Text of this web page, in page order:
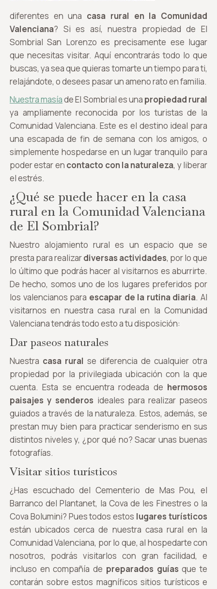
diferentes en una casa rural en la Comunidad
Valenciana? Si es así, nuestra propiedad de El
Sombrial San Lorenzo es precisamente ese lugar
que necesitas visitar. Aquí encontrarás todo lo que
buscas, ya sea que quieras tomarte un tiempo para ti,
relajándote, o desees pasar un ameno rato en familia.
Nuestra masíade El Sombrial es una propiedad rural
ya ampliamente reconocida por los turistas de la
Comunidad Valenciana. Este es el destino ideal para
una escapada de fin de semana con los amigos, o
simplemente hospedarse en un lugar tranquilo para
poder estar en contacto con la naturaleza, y liberar
el estrés.
¿Qué se puede hacer en la casa
rural en la Comunidad Valenciana
de El Sombrial?
Nuestro alojamiento rural es un espacio que se
presta para realizardiversas actividades, por lo que
lo último que podrás hacer al visitarnos es aburrirte.
De hecho, somos uno de los lugares preferidos por
los valencianos para escapar de la rutina diaria. Al
visitarnos en nuestra casa rural en la Comunidad
Valenciana tendrás todo esto a tu disposición:
Dar paseos naturales
Nuestra casa rural se diferencia de cualquier otra
propiedad por la privilegiada ubicación con la que
cuenta. Esta se encuentra rodeada de hermosos
paisajes y senderos ideales para realizar paseos
guiados a través de la naturaleza. Estos, además, se
prestan muy bien para practicar senderismo en sus
distintos niveles y, ¿por qué no? Sacar unas buenas
fotografías.
Visitar sitios turísticos
¿Has escuchado del Cementerio de Mas Pou, el
Barranco del Plantanet, la Cova de les Finestres o la
Cova Bolumini? Pues todos estos lugares turísticos
están ubicados cerca de nuestra casa rural en la
Comunidad Valenciana, por lo que, al hospedarte con
nosotros, podrás visitarlos con gran facilidad, e
incluso en compañía de preparados guías que te
contarán sobre estos magníficos sitios turísticos e